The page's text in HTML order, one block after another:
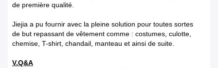
de première qualité.
Jiejia a pu fournir avec la pleine solution pour toutes sortes
de but repassant de vêtement comme : costumes, culotte,
chemise, T-shirt, chandail, manteau et ainsi de suite.
V.Q&A